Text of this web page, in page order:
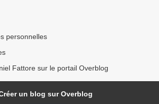
personnelles
Fattore sur le portail Overblog
un blog sur Overblog